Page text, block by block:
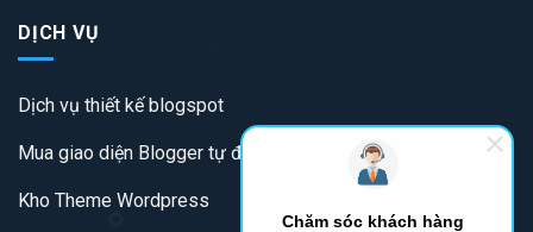
DỊCH VỤ
Dịch vụ thiết kế blogspot
Mua giao diện Blogger tự động
Kho Theme Wordpress
Chăm sóc khách hàng